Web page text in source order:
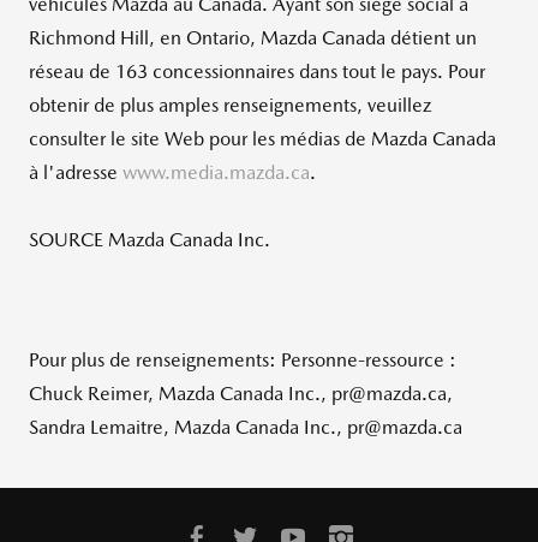
Richmond Hill, en Ontario, Mazda Canada détient un
réseau de 163 concessionnaires dans tout le pays. Pour
obtenir de plus amples renseignements, veuillez
consulter le site Web pour les médias de Mazda Canada
à l'adresse www.media.mazda.ca.
SOURCE Mazda Canada Inc.
Pour plus de renseignements: Personne-ressource :
Chuck Reimer, Mazda Canada Inc., pr@mazda.ca,
Sandra Lemaitre, Mazda Canada Inc., pr@mazda.ca